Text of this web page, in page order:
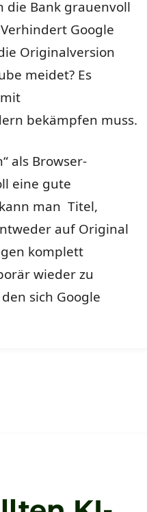
die Bank grauenvoll
Google
Originalversion
meidet? Es
bekämpfen muss.
als Browser-
eine gute
man Titel,
auf Original
komplett
wieder zu
sich Google